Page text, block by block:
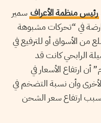
رئيس منظمة الأعراف سمير
في “تحركات مشبوهة
من الأسواق أو للترفيع في
الرابحي كانت قد
ارتفاع الأسعار في
وأن نسبة التضخم في
ارتفاع سعر الشحن